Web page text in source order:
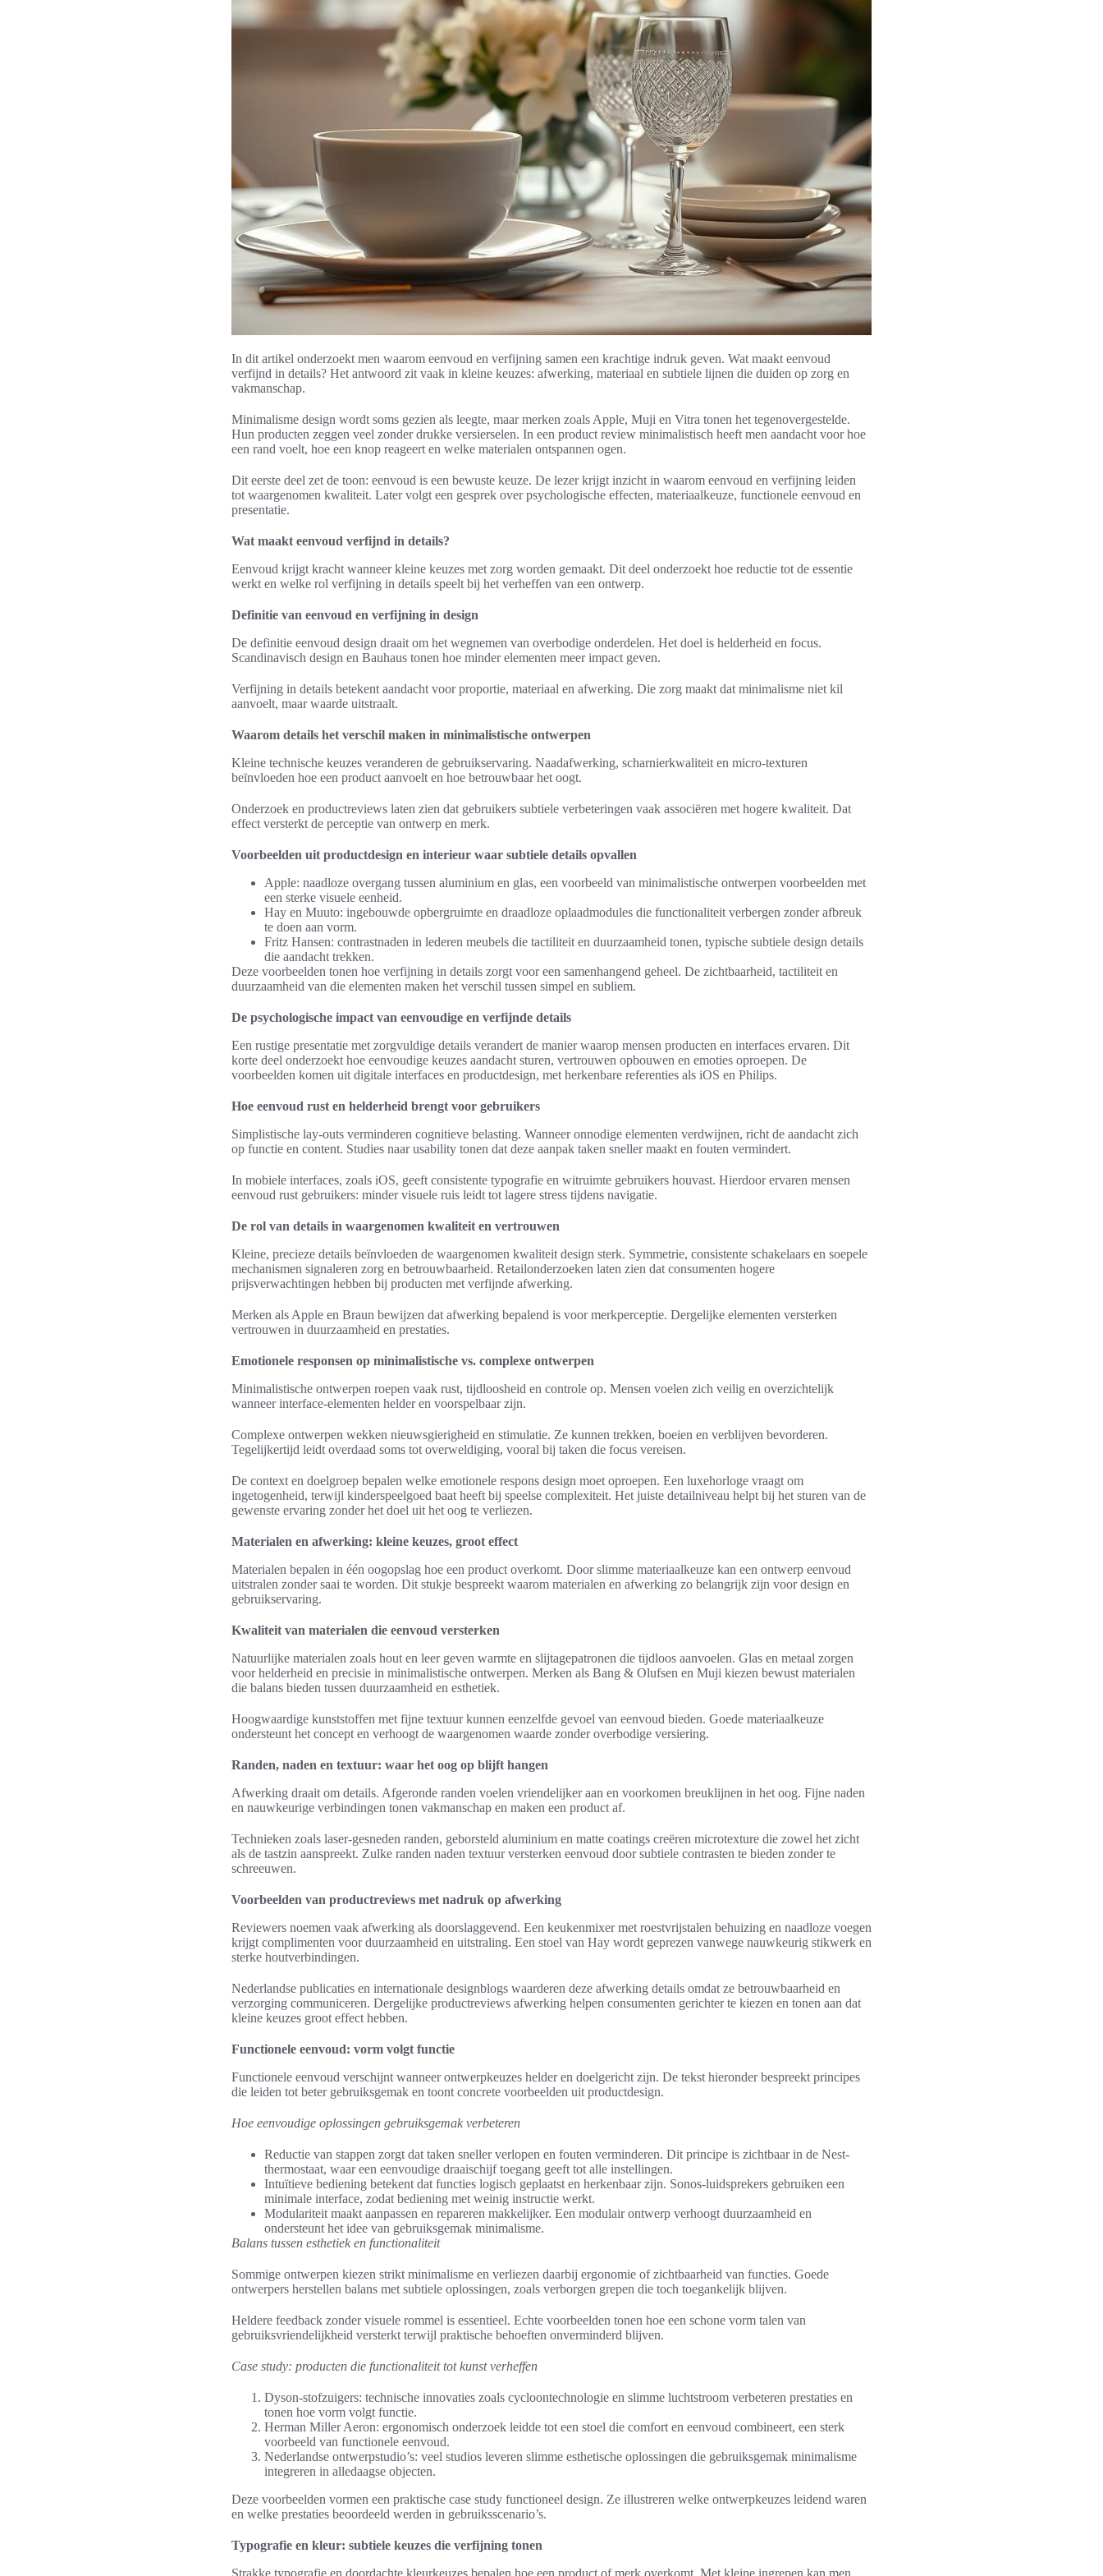
In dit artikel onderzoekt men waarom eenvoud en verfijning samen een krachtige indruk geven. Wat maakt eenvoud
verfijnd in details? Het antwoord zit vaak in kleine keuzes: afwerking, materiaal en subtiele lijnen die duiden op zorg en
vakmanschap.
Minimalisme design wordt soms gezien als leegte, maar merken zoals Apple, Muji en Vitra tonen het tegenovergestelde.
Hun producten zeggen veel zonder drukke versierselen. In een product review minimalistisch heeft men aandacht voor hoe
een rand voelt, hoe een knop reageert en welke materialen ontspannen ogen.
Dit eerste deel zet de toon: eenvoud is een bewuste keuze. De lezer krijgt inzicht in waarom eenvoud en verfijning leiden
tot waargenomen kwaliteit. Later volgt een gesprek over psychologische effecten, materiaalkeuze, functionele eenvoud en
presentatie.
Wat maakt eenvoud verfijnd in details?
Eenvoud krijgt kracht wanneer kleine keuzes met zorg worden gemaakt. Dit deel onderzoekt hoe reductie tot de essentie
werkt en welke rol verfijning in details speelt bij het verheffen van een ontwerp.
Definitie van eenvoud en verfijning in design
De definitie eenvoud design draait om het wegnemen van overbodige onderdelen. Het doel is helderheid en focus.
Scandinavisch design en Bauhaus tonen hoe minder elementen meer impact geven.
Verfijning in details betekent aandacht voor proportie, materiaal en afwerking. Die zorg maakt dat minimalisme niet kil
aanvoelt, maar waarde uitstraalt.
Waarom details het verschil maken in minimalistische ontwerpen
Kleine technische keuzes veranderen de gebruikservaring. Naadafwerking, scharnierkwaliteit en micro-texturen
beïnvloeden hoe een product aanvoelt en hoe betrouwbaar het oogt.
Onderzoek en productreviews laten zien dat gebruikers subtiele verbeteringen vaak associëren met hogere kwaliteit. Dat
effect versterkt de perceptie van ontwerp en merk.
Voorbeelden uit productdesign en interieur waar subtiele details opvallen
Apple: naadloze overgang tussen aluminium en glas, een voorbeeld van minimalistische ontwerpen voorbeelden met
een sterke visuele eenheid.
Hay en Muuto: ingebouwde opbergruimte en draadloze oplaadmodules die functionaliteit verbergen zonder afbreuk
te doen aan vorm.
Fritz Hansen: contrastnaden in lederen meubels die tactiliteit en duurzaamheid tonen, typische subtiele design details
die aandacht trekken.
Deze voorbeelden tonen hoe verfijning in details zorgt voor een samenhangend geheel. De zichtbaarheid, tactiliteit en
duurzaamheid van die elementen maken het verschil tussen simpel en subliem.
De psychologische impact van eenvoudige en verfijnde details
Een rustige presentatie met zorgvuldige details verandert de manier waarop mensen producten en interfaces ervaren. Dit
korte deel onderzoekt hoe eenvoudige keuzes aandacht sturen, vertrouwen opbouwen en emoties oproepen. De
voorbeelden komen uit digitale interfaces en productdesign, met herkenbare referenties als iOS en Philips.
Hoe eenvoud rust en helderheid brengt voor gebruikers
Simplistische lay-outs verminderen cognitieve belasting. Wanneer onnodige elementen verdwijnen, richt de aandacht zich
op functie en content. Studies naar usability tonen dat deze aanpak taken sneller maakt en fouten vermindert.
In mobiele interfaces, zoals iOS, geeft consistente typografie en witruimte gebruikers houvast. Hierdoor ervaren mensen
eenvoud rust gebruikers: minder visuele ruis leidt tot lagere stress tijdens navigatie.
De rol van details in waargenomen kwaliteit en vertrouwen
Kleine, precieze details beïnvloeden de waargenomen kwaliteit design sterk. Symmetrie, consistente schakelaars en soepele
mechanismen signaleren zorg en betrouwbaarheid. Retailonderzoeken laten zien dat consumenten hogere
prijsverwachtingen hebben bij producten met verfijnde afwerking.
Merken als Apple en Braun bewijzen dat afwerking bepalend is voor merkperceptie. Dergelijke elementen versterken
vertrouwen in duurzaamheid en prestaties.
Emotionele responsen op minimalistische vs. complexe ontwerpen
Minimalistische ontwerpen roepen vaak rust, tijdloosheid en controle op. Mensen voelen zich veilig en overzichtelijk
wanneer interface-elementen helder en voorspelbaar zijn.
Complexe ontwerpen wekken nieuwsgierigheid en stimulatie. Ze kunnen trekken, boeien en verblijven bevorderen.
Tegelijkertijd leidt overdaad soms tot overweldiging, vooral bij taken die focus vereisen.
De context en doelgroep bepalen welke emotionele respons design moet oproepen. Een luxehorloge vraagt om
ingetogenheid, terwijl kinderspeelgoed baat heeft bij speelse complexiteit. Het juiste detailniveau helpt bij het sturen van de
gewenste ervaring zonder het doel uit het oog te verliezen.
Materialen en afwerking: kleine keuzes, groot effect
Materialen bepalen in één oogopslag hoe een product overkomt. Door slimme materiaalkeuze kan een ontwerp eenvoud
uitstralen zonder saai te worden. Dit stukje bespreekt waarom materialen en afwerking zo belangrijk zijn voor design en
gebruikservaring.
Kwaliteit van materialen die eenvoud versterken
Natuurlijke materialen zoals hout en leer geven warmte en slijtagepatronen die tijdloos aanvoelen. Glas en metaal zorgen
voor helderheid en precisie in minimalistische ontwerpen. Merken als Bang & Olufsen en Muji kiezen bewust materialen
die balans bieden tussen duurzaamheid en esthetiek.
Hoogwaardige kunststoffen met fijne textuur kunnen eenzelfde gevoel van eenvoud bieden. Goede materiaalkeuze
ondersteunt het concept en verhoogt de waargenomen waarde zonder overbodige versiering.
Randen, naden en textuur: waar het oog op blijft hangen
Afwerking draait om details. Afgeronde randen voelen vriendelijker aan en voorkomen breuklijnen in het oog. Fijne naden
en nauwkeurige verbindingen tonen vakmanschap en maken een product af.
Technieken zoals laser-gesneden randen, geborsteld aluminium en matte coatings creëren microtexture die zowel het zicht
als de tastzin aanspreekt. Zulke randen naden textuur versterken eenvoud door subtiele contrasten te bieden zonder te
schreeuwen.
Voorbeelden van productreviews met nadruk op afwerking
Reviewers noemen vaak afwerking als doorslaggevend. Een keukenmixer met roestvrijstalen behuizing en naadloze voegen
krijgt complimenten voor duurzaamheid en uitstraling. Een stoel van Hay wordt geprezen vanwege nauwkeurig stikwerk en
sterke houtverbindingen.
Nederlandse publicaties en internationale designblogs waarderen deze afwerking details omdat ze betrouwbaarheid en
verzorging communiceren. Dergelijke productreviews afwerking helpen consumenten gerichter te kiezen en tonen aan dat
kleine keuzes groot effect hebben.
Functionele eenvoud: vorm volgt functie
Functionele eenvoud verschijnt wanneer ontwerpkeuzes helder en doelgericht zijn. De tekst hieronder bespreekt principes
die leiden tot beter gebruiksgemak en toont concrete voorbeelden uit productdesign.
Hoe eenvoudige oplossingen gebruiksgemak verbeteren
Reductie van stappen zorgt dat taken sneller verlopen en fouten verminderen. Dit principe is zichtbaar in de Nest-
thermostaat, waar een eenvoudige draaischijf toegang geeft tot alle instellingen.
Intuïtieve bediening betekent dat functies logisch geplaatst en herkenbaar zijn. Sonos-luidsprekers gebruiken een
minimale interface, zodat bediening met weinig instructie werkt.
Modulariteit maakt aanpassen en repareren makkelijker. Een modulair ontwerp verhoogt duurzaamheid en
ondersteunt het idee van gebruiksgemak minimalisme.
Balans tussen esthetiek en functionaliteit
Sommige ontwerpen kiezen strikt minimalisme en verliezen daarbij ergonomie of zichtbaarheid van functies. Goede
ontwerpers herstellen balans met subtiele oplossingen, zoals verborgen grepen die toch toegankelijk blijven.
Heldere feedback zonder visuele rommel is essentieel. Echte voorbeelden tonen hoe een schone vorm talen van
gebruiksvriendelijkheid versterkt terwijl praktische behoeften onverminderd blijven.
Case study: producten die functionaliteit tot kunst verheffen
Dyson-stofzuigers: technische innovaties zoals cycloontechnologie en slimme luchtstroom verbeteren prestaties en
tonen hoe vorm volgt functie.
Herman Miller Aeron: ergonomisch onderzoek leidde tot een stoel die comfort en eenvoud combineert, een sterk
voorbeeld van functionele eenvoud.
Nederlandse ontwerpstudio’s: veel studios leveren slimme esthetische oplossingen die gebruiksgemak minimalisme
integreren in alledaagse objecten.
Deze voorbeelden vormen een praktische case study functioneel design. Ze illustreren welke ontwerpkeuzes leidend waren
en welke prestaties beoordeeld werden in gebruiksscenario’s.
Typografie en kleur: subtiele keuzes die verfijning tonen
Strakke typografie en doordachte kleurkeuzes bepalen hoe een product of merk overkomt. Met kleine ingrepen kan men